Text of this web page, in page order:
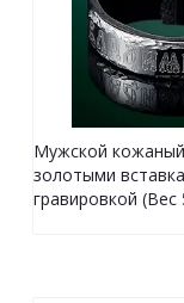
Мужской
золотыми
гравировкой (Вес